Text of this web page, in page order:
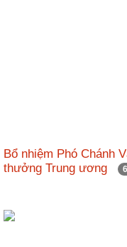
Bổ nhiệm Phó Chánh
thưởng Trung ương